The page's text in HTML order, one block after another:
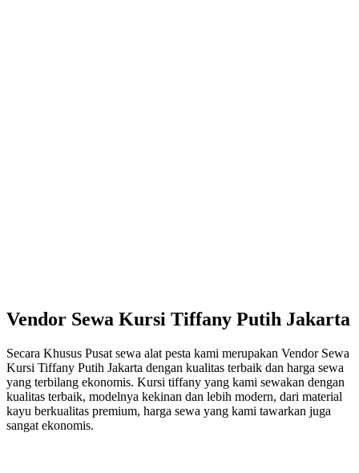
Vendor Sewa Kursi Tiffany Putih Jakarta
Secara Khusus Pusat sewa alat pesta kami merupakan Vendor Sewa
Kursi Tiffany Putih Jakarta dengan kualitas terbaik dan harga sewa
yang terbilang ekonomis. Kursi tiffany yang kami sewakan dengan
kualitas terbaik, modelnya kekinan dan lebih modern, dari material
kayu berkualitas premium, harga sewa yang kami tawarkan juga
sangat ekonomis.